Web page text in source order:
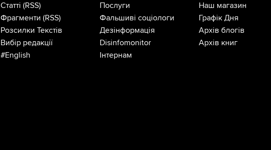
Статті (RSS)
Фрагменти (RSS)
Розсилки Текстів
Вибір редакції
#English
Послуги
Фальшиві соціологи
Дезінформація
Disinfomonitor
Інтернам
Наш магазин
Графік Дня
Архів блогів
Архів книг